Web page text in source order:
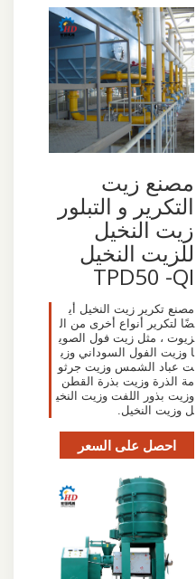
مصنع زيت
التكرير و التبلور
زيت النخيل
للزيت النخيل
TPD50 -QI
مصنع تكرير زيت النخيل أي
ضًا لتكرير أنواع أخرى من ال
زيوت ، مثل زيت فول الصوي
ا وزيت الفول السوداني وزي
ت عباد الشمس وزيت جرثو
مة الذرة وزيت بذرة القطن
وزيت بذور اللفت وزيت النخي
ل وزيت النخيل.
احصل على السعر